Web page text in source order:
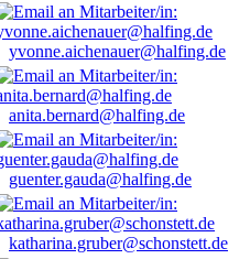
yvonne.aichenauer@halfing.de
anita.bernard@halfing.de
guenter.gauda@halfing.de
katharina.gruber@schonstett.de